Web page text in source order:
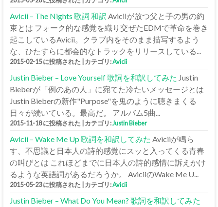
Avicii – The Nights 歌詞 和訳 Aviciiが放つ父と子の男の約
束とは フォーク的な感覚を織り交ぜたEDMで革命を巻き
起こしているAvicii。クラブ内をそのまま描写するよう
な、ひたすらに都会的なトラックをリリースしている...
2015-02-15 に投稿された カテゴリ:Avicii
Justin Bieber – Love Yourself 歌詞を和訳してみた Justin
Bieberが「例のあの人」に宛てた冷たいメッセージとは
Justin Bieberの新作"Purpose"を鬼のように聴きまくる
日々が続いている。最高だ。 アルバム5曲...
2015-11-18 に投稿された カテゴリ:Justin Bieber
Avicii – Wake Me Up 歌詞を和訳してみた Aviciiが鳴ら
す、不思議と日本人の詩的感覚にスッと入ってくる青春
の叫びとは これほどまでに日本人の詩的感情に訴えかけ
るような英語詞があるだろうか。 AviciiのWake Me U...
2015-05-23 に投稿された カテゴリ:Avicii
Justin Bieber – What Do You Mean? 歌詞を和訳してみた